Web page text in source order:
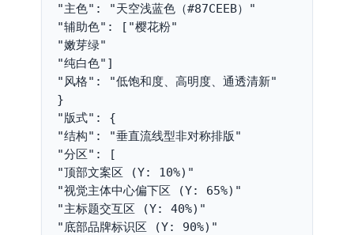
"主色": "天空浅蓝色（#87CEEB）"
"辅助色": ["樱花粉"
"嫩芽绿"
"纯白色"]
"风格": "低饱和度、高明度、通透清新"
}
"版式": {
"结构": "垂直流线型非对称排版"
"分区": [
"顶部文案区 (Y: 10%)"
"视觉主体中心偏下区 (Y: 65%)"
"主标题交互区 (Y: 40%)"
"底部品牌标识区 (Y: 90%)"